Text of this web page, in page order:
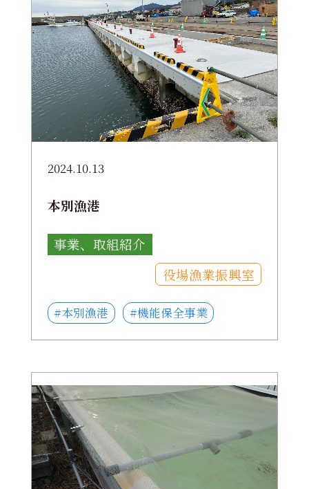
2024.10.13
本別漁港
事業、取組紹介
役場漁業振興室
#本別漁港 #機能保全事業